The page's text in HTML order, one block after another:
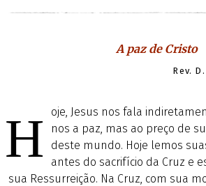
A paz de Cristo
Rev.
H
oje, Jesus nos fala
nos a paz, mas ao preço de
deste mundo. Hoje lemos
antes do sacrifício da Cruz e
sua Ressurreição. Na Cruz, com sua